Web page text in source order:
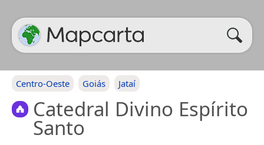
Centro-Oeste Goiás Jataí
Catedral Divino Espírito
Santo